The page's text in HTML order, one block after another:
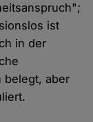
ist
in der
belegt, aber